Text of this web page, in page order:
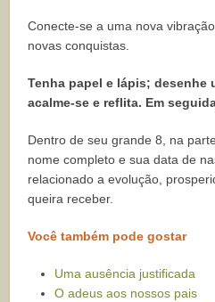
Conecte-se a uma nova
novas conquistas.
Tenha papel e lápis; desenhe
acalme-se e reflita. Em
Dentro de seu grande 8, na
nome completo e sua data de
relacionado a evolução,
queira receber.
Você também pode gostar
Uma ausência justificada
O adeus aos nossos pais